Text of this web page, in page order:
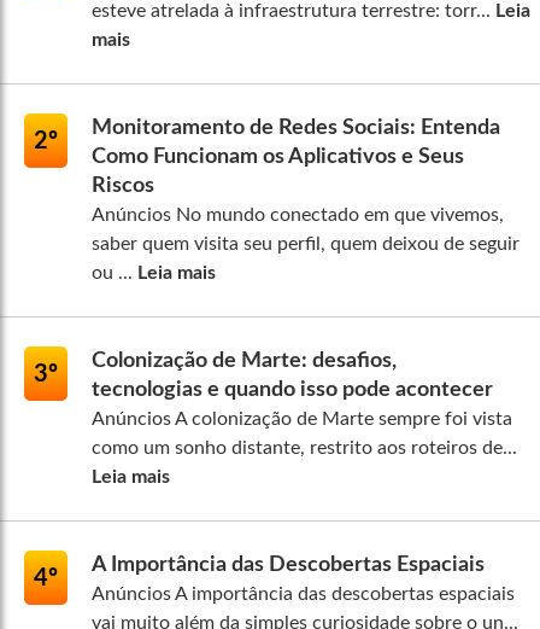
esteve atrelada à infraestrutura terrestre: torr... Leia
mais
2º
Monitoramento de Redes Sociais: Entenda
Como Funcionam os Aplicativos e Seus
Riscos
Anúncios No mundo conectado em que vivemos,
saber quem visita seu perfil, quem deixou de seguir
ou ... Leia mais
3º
Colonização de Marte: desafios,
tecnologias e quando isso pode acontecer
Anúncios A colonização de Marte sempre foi vista
como um sonho distante, restrito aos roteiros de...
Leia mais
4º
A Importância das Descobertas Espaciais
Anúncios A importância das descobertas espaciais
vai muito além da simples curiosidade sobre o un...